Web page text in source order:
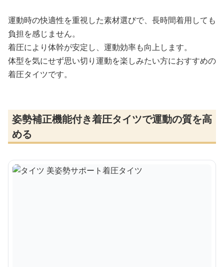
運動時の快適性を重視した素材選びで、長時間着用しても
負担を感じません。
着圧により体幹が安定し、運動効率も向上します。
体型を気にせず思い切り運動を楽しみたい方におすすめの
着圧タイツです。
姿勢補正機能付き着圧タイツで運動の質を高
める